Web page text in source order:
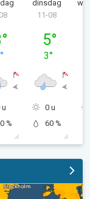
°
°
u
%
dinsdag
11-08
5°
3°
0 u
60 %
Europa. . .